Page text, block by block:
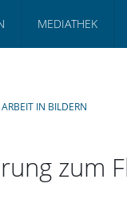
MEDIATHEK
IN BILDERN
zum